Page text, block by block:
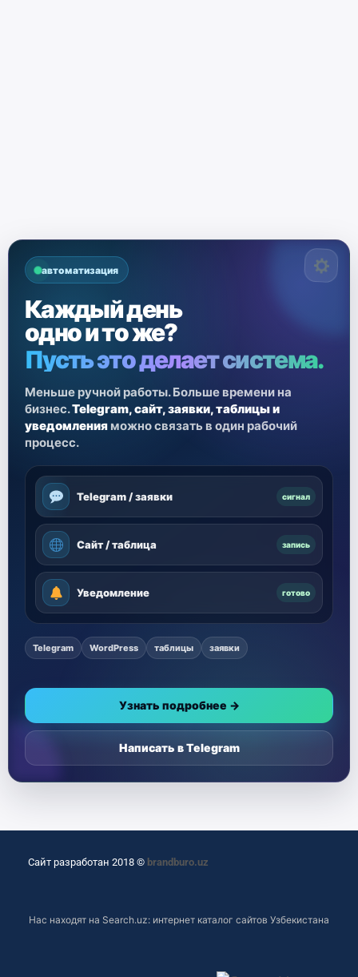
автоматизация
Каждый день
одно и то же?
Пусть это делает система.
Меньше ручной работы. Больше времени на
бизнес.Telegram, сайт, заявки, таблицы и
уведомления можно связать в один рабочий
процесс.
Telegram / заявки сигнал
Сайт / таблица запись
Уведомление готово
Telegram WordPress таблицы заявки
Узнать подробнее →
Написать в Telegram
Сайт разработан 2018 © brandburo.uz
Нас находят на Search.uz: интернет каталог сайтов Узбекистана